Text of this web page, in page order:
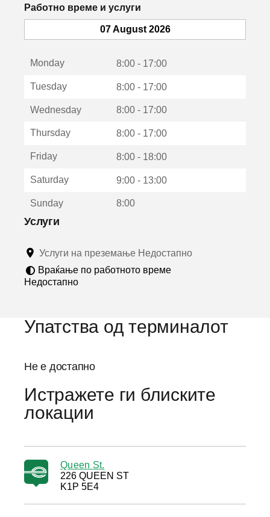
к
с
о
р
Работно време и услуги
07 August 2026
Monday 8:00 - 17:00
Tuesday 8:00 - 17:00
Wednesday 8:00 - 17:00
Thursday 8:00 - 17:00
Friday 8:00 - 18:00
Saturday 9:00 - 13:00
Sunday 8:00
Услуги
Услуги на преземање Недостапно
Враќање по работното време
Недостапно
Упатства од терминалот
Не е достапно
Истражете ги блиските
локации
Queen St.
226 QUEEN ST
K1P 5E4